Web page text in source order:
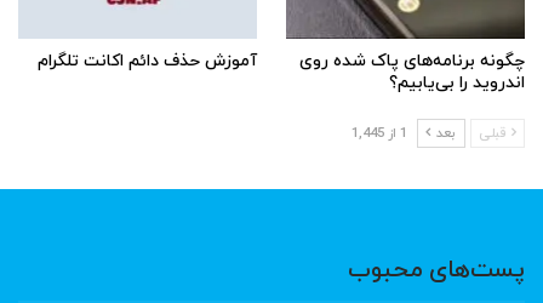
چگونه برنامه‌های پاک شده روی
اندروید را بی‌یابیم؟
آموزش حذف دائم اکانت تلگرام
قبلی بعد 1 از 1,445
پست‌های محبوب